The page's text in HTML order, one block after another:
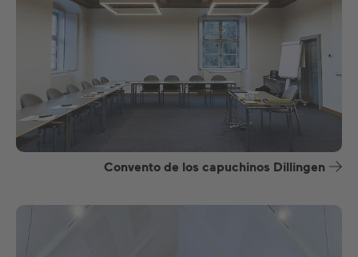
Convento de los capuchinos Dillingen